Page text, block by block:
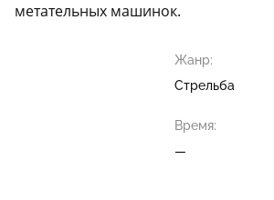
метательных машинок.
Жанр:
Стрельба
Время:
—